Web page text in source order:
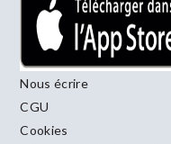
Nous écrire
CGU
Cookies